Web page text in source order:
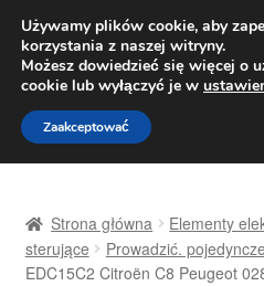
Pn.-pt. 9:00-
Przejdź
do
nawigacji
Przejdź
do
treści
Dostawa
Strona główna Elementy
sterujące
Prowadzić.
EDC15C2 Citroën C8 Peugeot
Używamy plików cookie, aby
korzystania z naszej witryny.
Możesz dowiedzieć się więcej o
cookie lub wyłączyć je w
Zaakceptować